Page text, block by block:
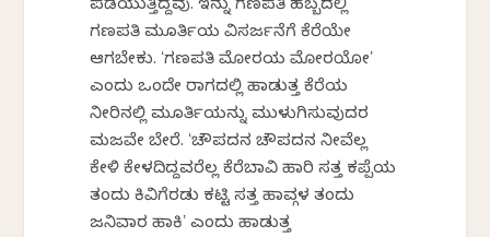
ಪಡೆಯುತ್ತಿದ್ದವು. ಇನ್ನು ಗಣಪತಿ ಹಬ್ಬದಲ್ಲಿ
ಗಣಪತಿ ಮೂರ್ತಿಯ ವಿಸರ್ಜನೆಗೆ ಕೆರೆಯೇ
ಆಗಬೇಕು. ʻಗಣಪತಿ ಮೋರಯ ಮೋರಯೋʼ
ಎಂದು ಒಂದೇ ರಾಗದಲ್ಲಿ ಹಾಡುತ್ತ ಕೆರೆಯ
ನೀರಿನಲ್ಲಿ ಮೂರ್ತಿಯನ್ನು ಮುಳುಗಿಸುವುದರ
ಮಜವೇ ಬೇರೆ. ʻಚೌಪದನ ಚೌಪದನ ನೀವೆಲ್ಲ
ಕೇಳಿ ಕೇಳದಿದ್ದವರೆಲ್ಲ ಕೆರೆಬಾವಿ ಹಾರಿ ಸತ್ತ ಕಪ್ಪೆಯ
ತಂದು ಕಿವಿಗೆರಡು ಕಟ್ಟಿ ಸತ್ತ ಹಾವ್ಗಳ ತಂದು
ಜನಿವಾರ ಹಾಕಿʼ ಎಂದು ಹಾಡುತ್ತ